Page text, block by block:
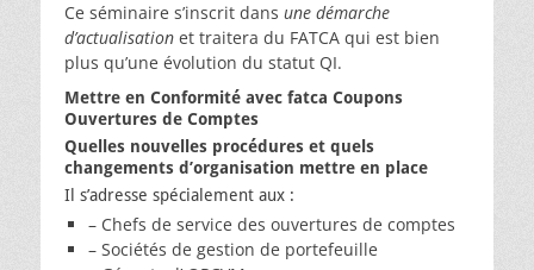
Ce séminaire s’inscrit dans une démarche
d’actualisation et traitera du FATCA qui est bien
plus qu’une évolution du statut QI.
Mettre en Conformité avec fatca Coupons
Ouvertures de Comptes
Quelles nouvelles procédures et quels
changements d’organisation mettre en place
Il s’adresse spécialement aux :
– Chefs de service des ouvertures de comptes
– Sociétés de gestion de portefeuille